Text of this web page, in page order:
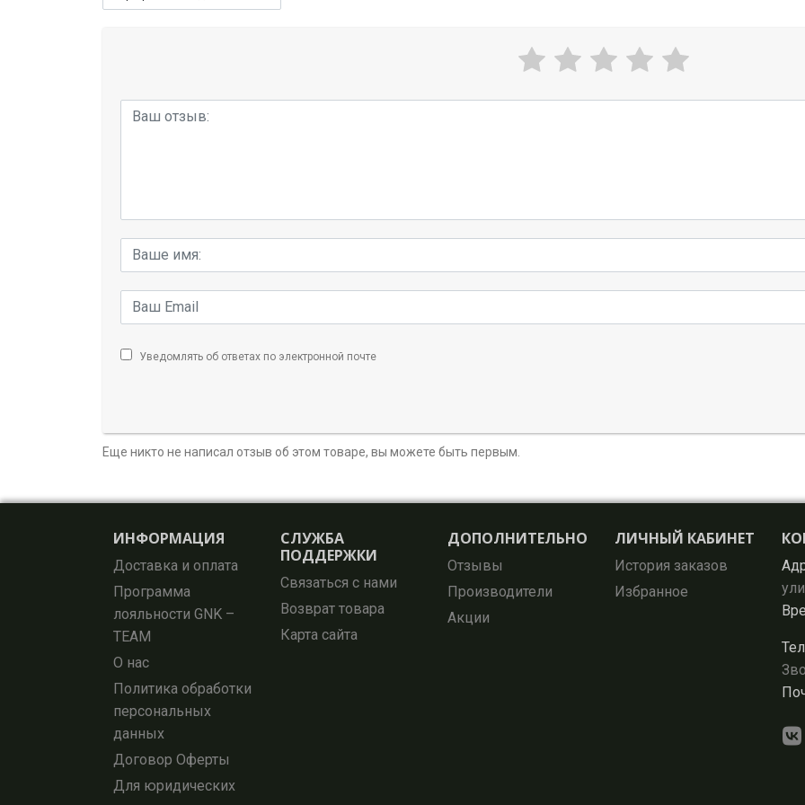
Уведомлять об ответах по электронной почте
Еще никто не написал отзыв об этом товаре, вы можете быть первым.
ИНФОРМАЦИЯ
Доставка и оплата
Программа
лояльности GNK –
TEAM
О нас
Политика обработки
персональных
данных
Договор Оферты
Для юридических
СЛУЖБА
ПОДДЕРЖКИ
Связаться с нами
Возврат товара
Карта сайта
ДОПОЛНИТЕЛЬНО
Отзывы
Производители
Акции
ЛИЧНЫЙ КАБИНЕТ
История заказов
Избранное